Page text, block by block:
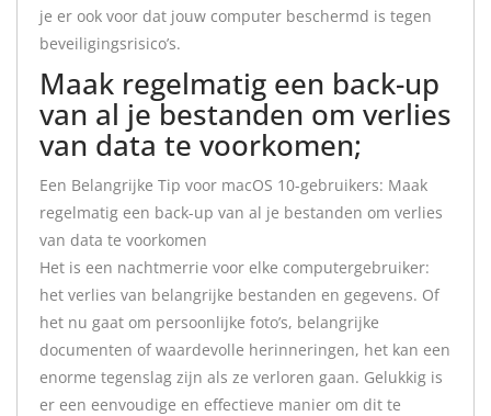
je er ook voor dat jouw computer beschermd is tegen
beveiligingsrisico’s.
Maak regelmatig een back-up
van al je bestanden om verlies
van data te voorkomen;
Een Belangrijke Tip voor macOS 10-gebruikers: Maak
regelmatig een back-up van al je bestanden om verlies
van data te voorkomen
Het is een nachtmerrie voor elke computergebruiker:
het verlies van belangrijke bestanden en gegevens. Of
het nu gaat om persoonlijke foto’s, belangrijke
documenten of waardevolle herinneringen, het kan een
enorme tegenslag zijn als ze verloren gaan. Gelukkig is
er een eenvoudige en effectieve manier om dit te